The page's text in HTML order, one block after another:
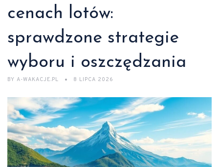
cenach lotów:
sprawdzone strategie
wyboru i oszczędzania
BY A-WAKACJE.PL 8 LIPCA 2026